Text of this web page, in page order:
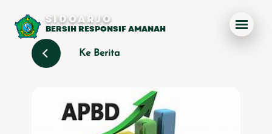
SIDOARJO
BERSIH RESPONSIF AMANAH
Ke Berita